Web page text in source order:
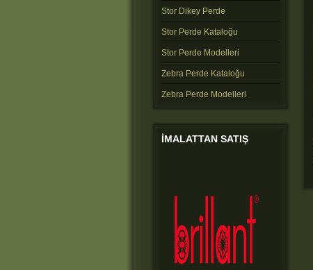
Stor Dikey Perde
Stor Perde Kataloğu
Stor Perde Modelleri
Zebra Perde Kataloğu
Zebra Perde Modelleri
IMALATTAN SATIŞ